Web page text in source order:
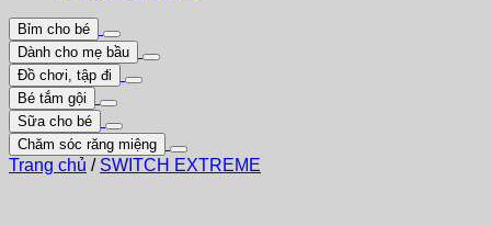
Bỉm cho bé
Dành cho mẹ bầu
Đồ chơi, tập đi
Bé tắm gội
Sữa cho bé
Chăm sóc răng miệng
Trang chủ / SWITCH EXTREME